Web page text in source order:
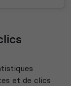
et de clics